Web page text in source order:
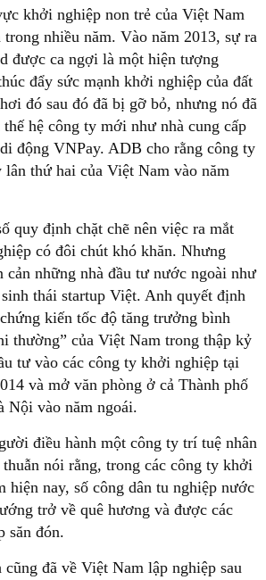
khởi nghiệp non trẻ của Việt Nam
nhiều năm. Vào năm 2013, sự ra
được ca ngợi là một hiện tượng
đẩy sức mạnh khởi nghiệp của đất
đó sau đó đã bị gỡ bỏ, nhưng nó đã
hệ công ty mới như nhà cung cấp
động VNPay. ADB cho rằng công ty
thứ hai của Việt Nam vào năm
quy định chặt chẽ nên việc ra mắt
có đôi chút khó khăn. Nhưng
cản những nhà đầu tư nước ngoài như
thái startup Việt. Anh quyết định
kiến tốc độ tăng trưởng bình
thường” của Việt Nam trong thập kỷ
tư vào các công ty khởi nghiệp tại
và mở văn phòng ở cả Thành phố
Nội vào năm ngoái.
điều hành một công ty trí tuệ nhân
thuẫn nói rằng, trong các công ty khởi
hiện nay, số công dân tu nghiệp nước
trở về quê hương và được các
săn đón.
cũng đã về Việt Nam lập nghiệp sau